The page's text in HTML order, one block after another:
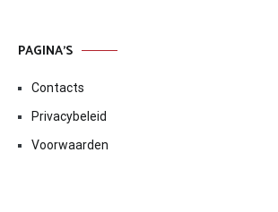
PAGINA’S
Contacts
Privacybeleid
Voorwaarden